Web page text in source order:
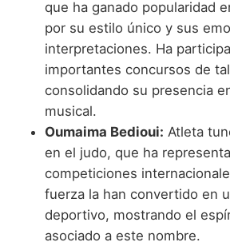
que ha ganado popularidad
por su estilo único y sus
interpretaciones. Ha
importantes concursos de
consolidando su presencia
musical.
Oumaima Bedioui: Atleta
en el judo, que ha
competiciones
fuerza la han convertido en
deportivo, mostrando el
asociado a este nombre.